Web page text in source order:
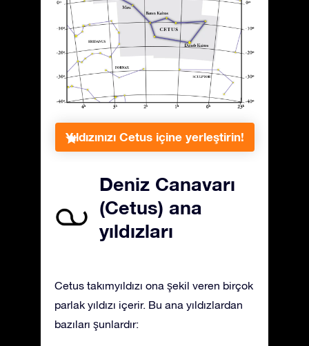
Yıldızınızı Cetus içine yerleştirin!
Deniz Canavarı
(Cetus) ana
yıldızları
Cetus takımyıldızı ona şekil veren birçok
parlak yıldızı içerir. Bu ana yıldızlardan
bazıları şunlardır: